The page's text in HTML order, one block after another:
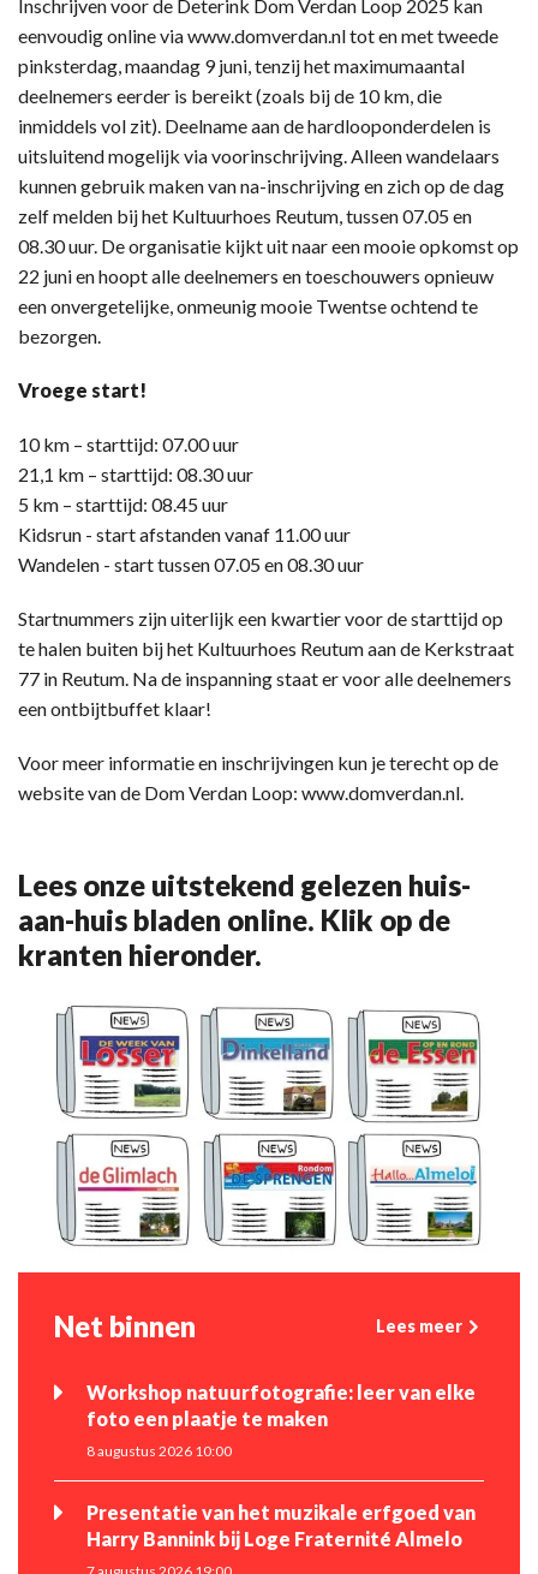
Inschrijven voor de Deterink Dom Verdan Loop 2025 kan
eenvoudig online via www.domverdan.nl tot en met tweede
pinksterdag, maandag 9 juni, tenzij het maximumaantal
deelnemers eerder is bereikt (zoals bij de 10 km, die
inmiddels vol zit). Deelname aan de hardlooponderdelen is
uitsluitend mogelijk via voorinschrijving. Alleen wandelaars
kunnen gebruik maken van na-inschrijving en zich op de dag
zelf melden bij het Kultuurhoes Reutum, tussen 07.05 en
08.30 uur. De organisatie kijkt uit naar een mooie opkomst op
22 juni en hoopt alle deelnemers en toeschouwers opnieuw
een onvergetelijke, onmeunig mooie Twentse ochtend te
bezorgen.
Vroege start!
10 km – starttijd: 07.00 uur
21,1 km – starttijd: 08.30 uur
5 km – starttijd: 08.45 uur
Kidsrun - start afstanden vanaf 11.00 uur
Wandelen - start tussen 07.05 en 08.30 uur
Startnummers zijn uiterlijk een kwartier voor de starttijd op
te halen buiten bij het Kultuurhoes Reutum aan de Kerkstraat
77 in Reutum. Na de inspanning staat er voor alle deelnemers
een ontbijtbuffet klaar!
Voor meer informatie en inschrijvingen kun je terecht op de
website van de Dom Verdan Loop: www.domverdan.nl.
Lees onze uitstekend gelezen huis-
aan-huis bladen online. Klik op de
kranten hieronder.
Net binnen Lees meer
Workshop natuurfotografie: leer van elke
foto een plaatje te maken
8 augustus 2026 10:00
Presentatie van het muzikale erfgoed van
Harry Bannink bij Loge Fraternité Almelo